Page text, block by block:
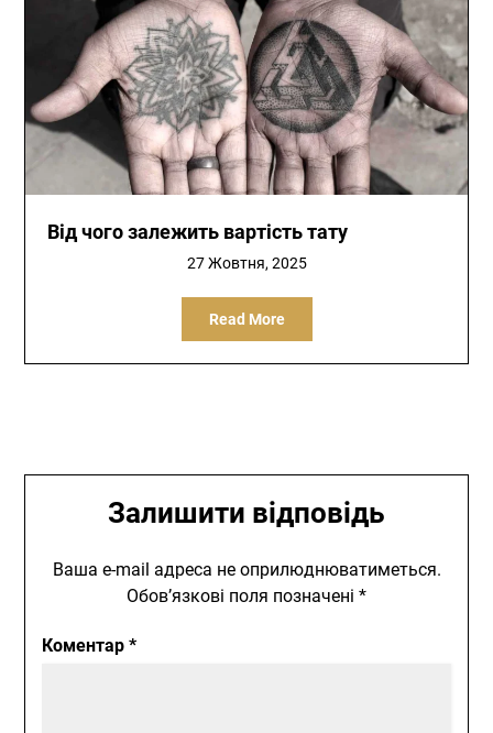
Від чого залежить вартість тату
27 Жовтня, 2025
Read More
Залишити відповідь
Ваша e-mail адреса не оприлюднюватиметься.
Обов’язкові поля позначені *
Коментар*